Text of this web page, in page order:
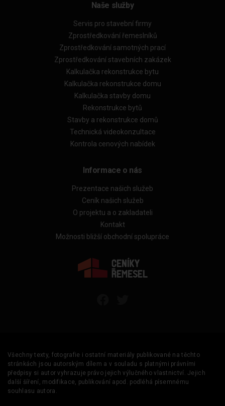
Naše služby
Servis pro stavební firmy
Zprostředkování řemeslníků
Zprostředkování samotných prací
Zprostředkování stavebních zakázek
Kalkulačka rekonstrukce bytu
Kalkulačka rekonstrukce domu
Kalkulačka stavby domu
Rekonstrukce bytů
Stavby a rekonstrukce domů
Technická videokonzultace
Kontrola cenových nabídek
Informace o nás
Prezentace našich služeb
Ceník našich služeb
O projektu a o zakladateli
Kontakt
Možnosti bližší obchodní spolupráce
Všechny texty, fotografie i ostatní materiály publikované na těchto
stránkách jsou autorským dílem a v souladu s platnými právními
předpisy si autor vyhrazuje právo jejich výlučného vlastnictví. Jejich
další šíření, modifikace, publikování apod. podléhá písemnému
souhlasu autora.